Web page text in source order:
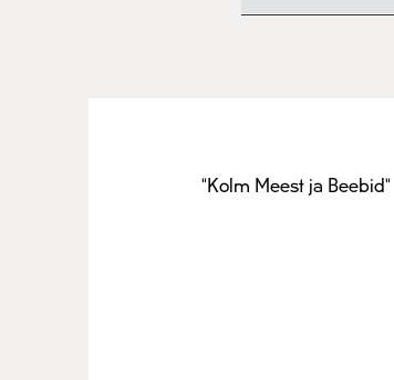
"Kolm Meest ja Beebid"